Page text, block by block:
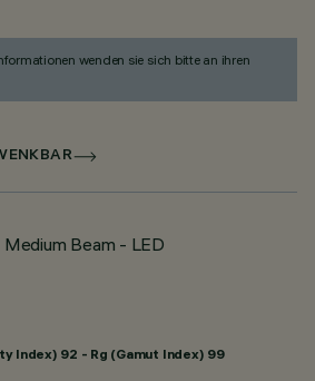
wenden sie sich bitte an ihren
Beam - LED
Index) 92 - Rg (Gamut Index) 99